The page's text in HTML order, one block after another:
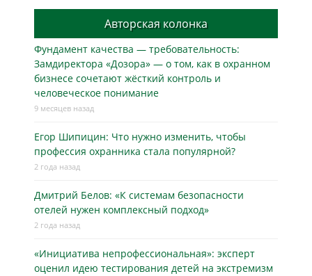
Авторская колонка
Фундамент качества — требовательность:
Замдиректора «Дозора» — о том, как в охранном
бизнесe сочетают жёсткий контроль и
человеческое понимание
9 месяцев назад
Егор Шипицин: Что нужно изменить, чтобы
профессия охранника стала популярной?
2 года назад
Дмитрий Белов: «К системам безопасности
отелей нужен комплексный подход»
2 года назад
«Инициатива непрофессиональная»: эксперт
оценил идею тестирования детей на экстремизм